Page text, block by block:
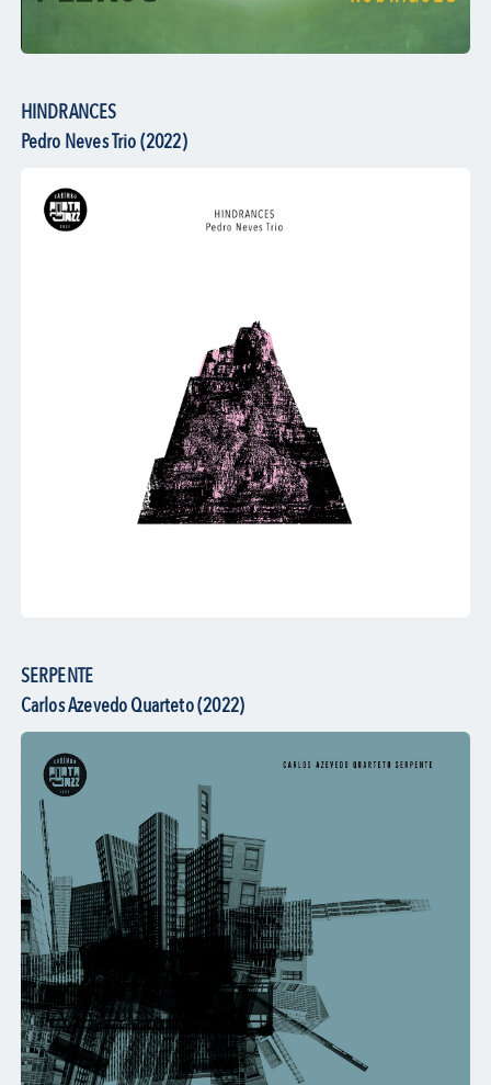
HINDRANCES
Pedro Neves Trio (2022)
SERPENTE
Carlos Azevedo Quarteto (2022)